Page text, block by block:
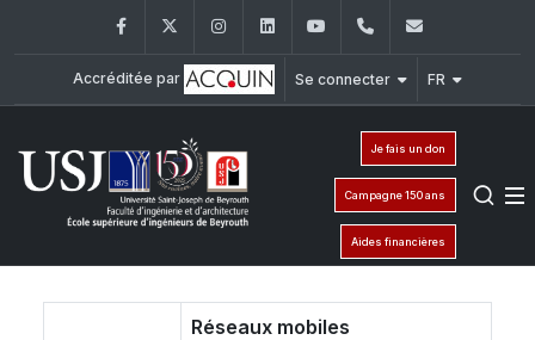
FacebookTwitter InstagramLinkedInYouTube+961 (1) 421 317
Accréditée par Se connecter FR
Je fais un don
Campagne 150 ans
Aides financières
Réseaux mobiles